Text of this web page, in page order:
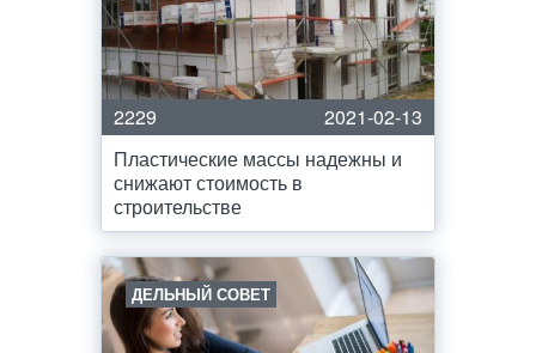
2229
2021-02-13
Пластические массы надежны и
снижают стоимость в
строительстве
ДЕЛЬНЫЙ СОВЕТ